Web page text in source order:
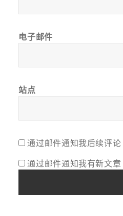
电子邮件
站点
通过邮件通知我后续评论
通过邮件通知我有新文章